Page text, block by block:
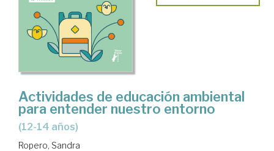
Actividades de educación ambiental
para entender nuestro entorno
(12-14 años)
Ropero, Sandra